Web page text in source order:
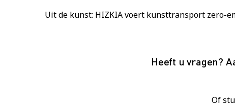
Uit de kunst: HIZKIA voert kunsttransport zero-
Heeft u vragen?
Of